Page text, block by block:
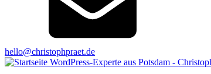
hello@christophpraet.de